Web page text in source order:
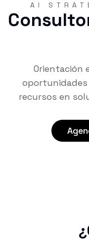
AI
Orientación
oportunidades
recursos en